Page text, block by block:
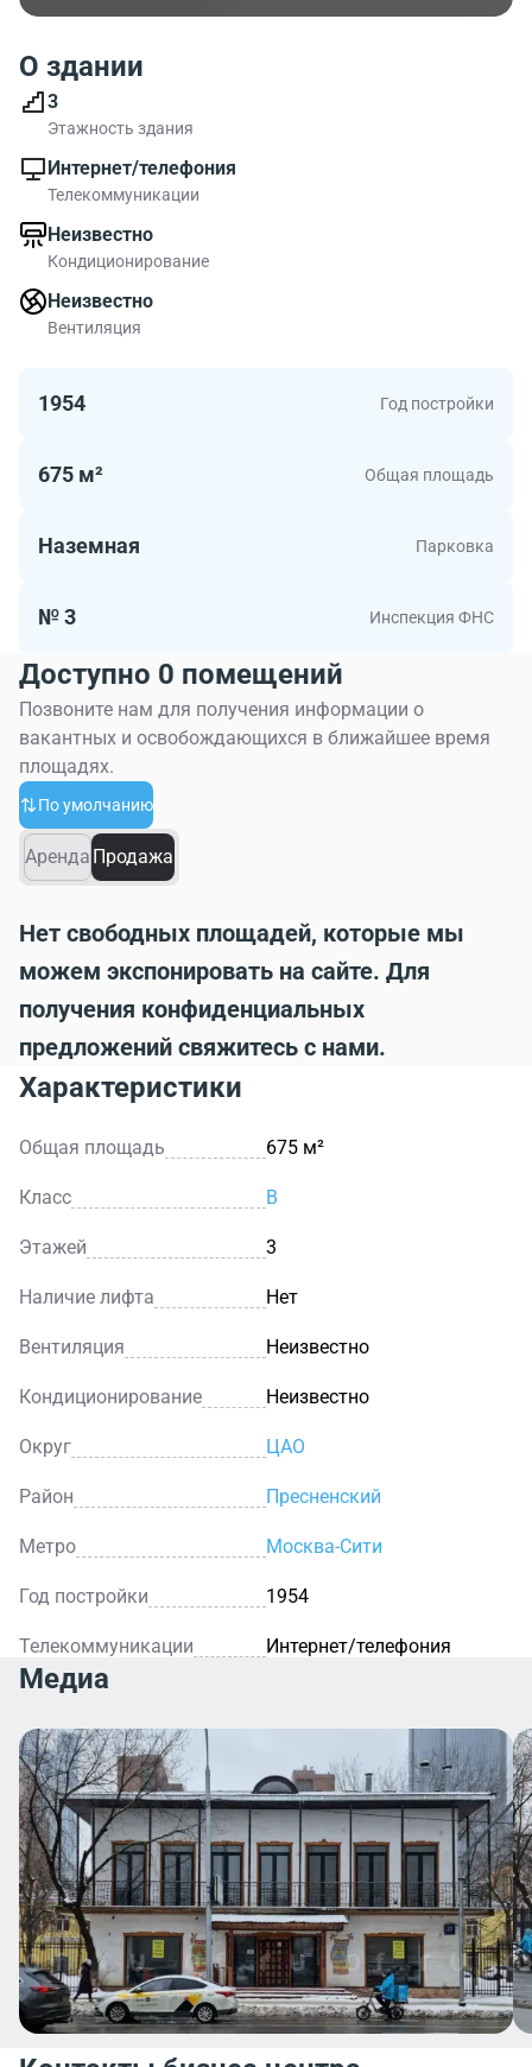
О здании
3
Этажность здания
Интернет/телефония
Телекоммуникации
Неизвестно
Кондиционирование
Неизвестно
Вентиляция
1954 Год постройки
675 м² Общая площадь
Наземная Парковка
№ 3 Инспекция ФНС
Доступно 0 помещений
Позвоните нам для получения информации о
вакантных и освобождающихся в ближайшее время
площадях.
По умолчанию
Аренда Продажа
Нет свободных площадей, которые мы
можем экспонировать на сайте. Для
получения конфиденциальных
предложений свяжитесь с нами.
Характеристики
Общая площадь 675 м²
Класс B
Этажей 3
Наличие лифта Нет
Вентиляция Неизвестно
Кондиционирование Неизвестно
Округ ЦАО
Район Пресненский
Метро Москва-Сити
Год постройки 1954
Телекоммуникации Интернет/телефония
Медиа